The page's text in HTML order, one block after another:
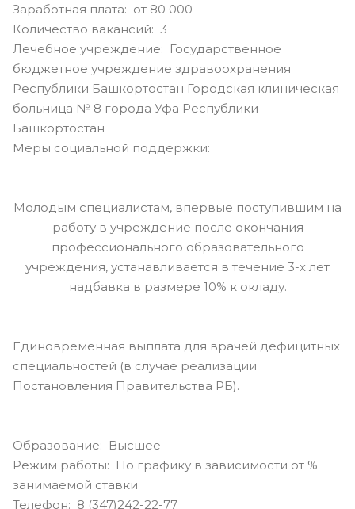
Заработная плата: от 80 000
Количество вакансий: 3
Лечебное учреждение: Государственное
бюджетное учреждение здравоохранения
Республики Башкортостан Городская клиническая
больница № 8 города Уфа Республики
Башкортостан
Меры социальной поддержки:
Молодым специалистам, впервые поступившим на
работу в учреждение после окончания
профессионального образовательного
учреждения, устанавливается в течение 3-х лет
надбавка в размере 10% к окладу.
Единовременная выплата для врачей дефицитных
специальностей (в случае реализации
Постановления Правительства РБ).
Образование: Высшее
Режим работы: По графику в зависимости от %
занимаемой ставки
Телефон: 8 (347)242-22-77